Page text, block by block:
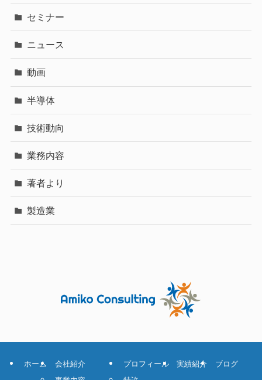
セミナー
ニュース
動画
半導体
技術動向
業務内容
著者より
製造業
ホーム
会社紹介
プロフィール
実績紹介 ブログ